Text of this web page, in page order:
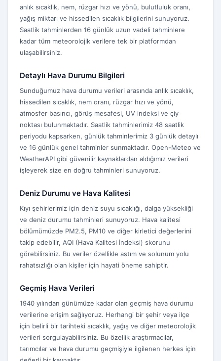
anlık sıcaklık, nem, rüzgar hızı ve yönü, bulutluluk oranı,
yağış miktarı ve hissedilen sıcaklık bilgilerini sunuyoruz.
Saatlik tahminlerden 16 günlük uzun vadeli tahminlere
kadar tüm meteorolojik verilere tek bir platformdan
ulaşabilirsiniz.
Detaylı Hava Durumu Bilgileri
Sunduğumuz hava durumu verileri arasında anlık sıcaklık,
hissedilen sıcaklık, nem oranı, rüzgar hızı ve yönü,
atmosfer basıncı, görüş mesafesi, UV indeksi ve çiy
noktası bulunmaktadır. Saatlik tahminlerimiz 48 saatlik
periyodu kapsarken, günlük tahminlerimiz 3 günlük detaylı
ve 16 günlük genel tahminler sunmaktadır. Open-Meteo ve
WeatherAPI gibi güvenilir kaynaklardan aldığımız verileri
işleyerek size en doğru tahminleri sunuyoruz.
Deniz Durumu ve Hava Kalitesi
Kıyı şehirlerimiz için deniz suyu sıcaklığı, dalga yüksekliği
ve deniz durumu tahminleri sunuyoruz. Hava kalitesi
bölümümüzde PM2.5, PM10 ve diğer kirletici değerlerini
takip edebilir, AQI (Hava Kalitesi İndeksi) skorunu
görebilirsiniz. Bu veriler özellikle astım ve solunum yolu
rahatsızlığı olan kişiler için hayati öneme sahiptir.
Geçmiş Hava Verileri
1940 yılından günümüze kadar olan geçmiş hava durumu
verilerine erişim sağlıyoruz. Herhangi bir şehir veya ilçe
için belirli bir tarihteki sıcaklık, yağış ve diğer meteorolojik
verileri sorgulayabilirsiniz. Bu özellik araştırmacılar,
tarımcılar ve hava durumu geçmişiyle ilgilenen herkes için